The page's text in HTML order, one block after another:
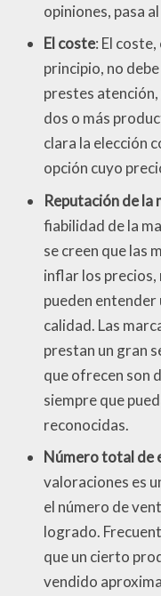
opiniones, pasa
El coste: El
principio, no
prestes
dos o más
clara la elección
opción cuyo
Reputación de la
fiabilidad de la
se creen que las
inflar los precios,
pueden
calidad. Las
prestan un gran
que ofrecen son
siempre que
reconocidas.
Número total de
valoraciones es
el número de
logrado.
que un cierto
vendido